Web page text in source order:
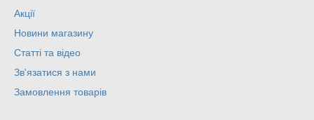
Акції
Новини магазину
Статті та відео
Зв'язатися з нами
Замовлення товарів